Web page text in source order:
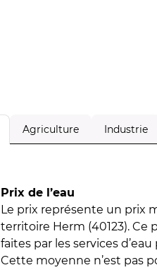
Agriculture Industrie
Prix de l’eau
Le prix représente un prix
territoire Herm (40123). Ce
faites par les services
Cette moyenne n’est pas